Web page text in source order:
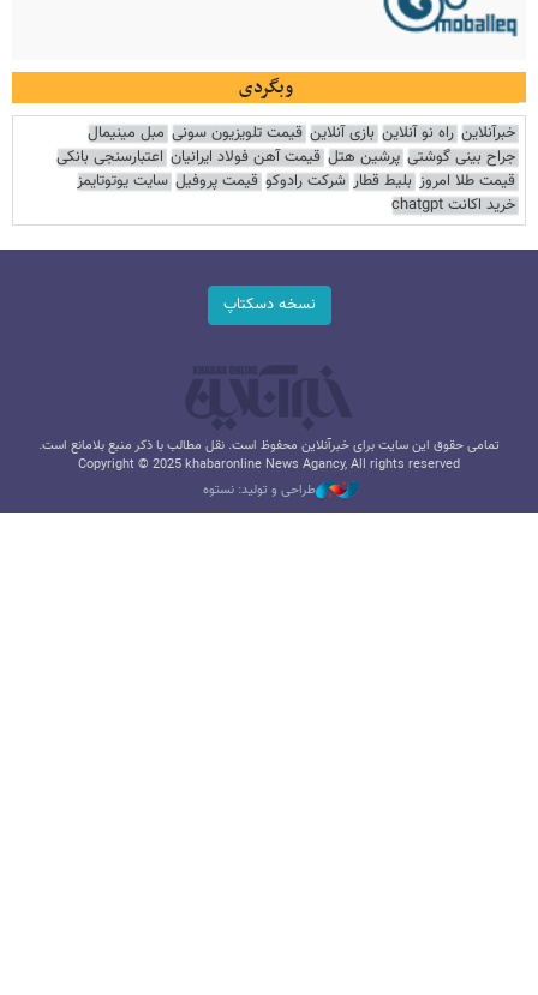
وبگردی
خبرآنلاین راه نو آنلاین بازی آنلاین قیمت تلویزیون سونی مبل مینیمال
جراح بینی گوشتی پرشین هتل قیمت آهن فولاد ایرانیان اعتبارسنجی بانکی
قیمت طلا امروز بلیط قطار شرکت رادوکو قیمت پروفیل سایت یوتوتایمز
خرید اکانت chatgpt
نسخه دسکتاپ
تمامی حقوق این سایت برای خبرآنلاین محفوظ است. نقل مطالب با ذکر منبع بلامانع است.
Copyright © 2025 khabaronline News Agancy, All rights reserved
طراحی و تولید: نستوه